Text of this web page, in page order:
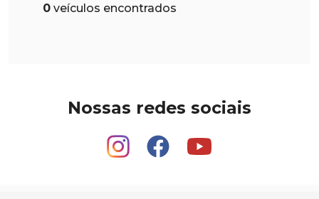
0 veículos encontrados
Nossas redes sociais